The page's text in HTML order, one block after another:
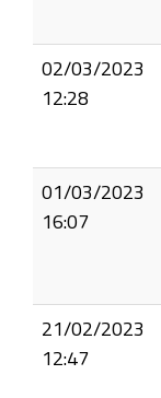
02/03/2023
12:28
01/03/2023
16:07
21/02/2023
12:47